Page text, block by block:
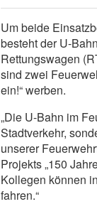
Um beide
besteht der U-
Rettungswagen
sind zwei
ein!“ werben.
„Die U-Bahn im
Stadtverkehr,
unserer
Projekts „150
Kollegen können
fahren.“